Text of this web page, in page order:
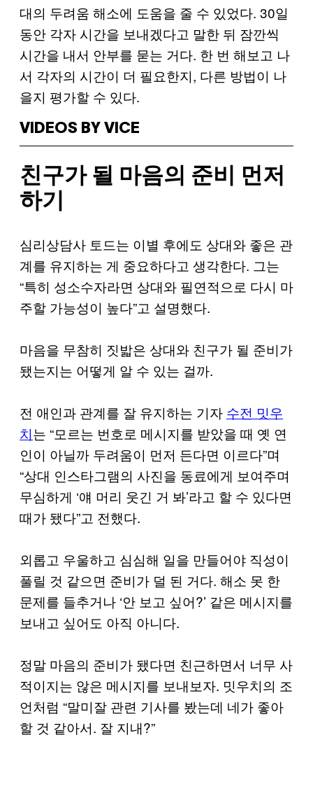
대의 두려움 해소에 도움을 줄 수 있었다. 30일
동안 각자 시간을 보내겠다고 말한 뒤 잠깐씩
시간을 내서 안부를 묻는 거다. 한 번 해보고 나
서 각자의 시간이 더 필요한지, 다른 방법이 나
을지 평가할 수 있다.
VIDEOS BY VICE
친구가 될 마음의 준비 먼저
하기
심리상담사 토드는 이별 후에도 상대와 좋은 관
계를 유지하는 게 중요하다고 생각한다. 그는
“특히 성소수자라면 상대와 필연적으로 다시 마
주할 가능성이 높다”고 설명했다.
마음을 무참히 짓밟은 상대와 친구가 될 준비가
됐는지는 어떻게 알 수 있는 걸까.
전 애인과 관계를 잘 유지하는 기자 수전 밋우
치는 “모르는 번호로 메시지를 받았을 때 옛 연
인이 아닐까 두려움이 먼저 든다면 이르다”며
“상대 인스타그램의 사진을 동료에게 보여주며
무심하게 ‘얘 머리 웃긴 거 봐’라고 할 수 있다면
때가 됐다”고 전했다.
외롭고 우울하고 심심해 일을 만들어야 직성이
풀릴 것 같으면 준비가 덜 된 거다. 해소 못 한
문제를 들추거나 ‘안 보고 싶어?’ 같은 메시지를
보내고 싶어도 아직 아니다.
정말 마음의 준비가 됐다면 친근하면서 너무 사
적이지는 않은 메시지를 보내보자. 밋우치의 조
언처럼 “말미잘 관련 기사를 봤는데 네가 좋아
할 것 같아서. 잘 지내?”